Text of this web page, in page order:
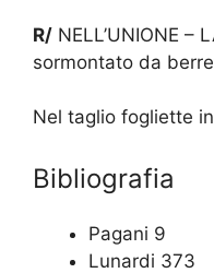
R/ NELL’UNIONE –
sormontato da
Nel taglio fogliette
Bibliografia
Pagani 9
Lunardi 373